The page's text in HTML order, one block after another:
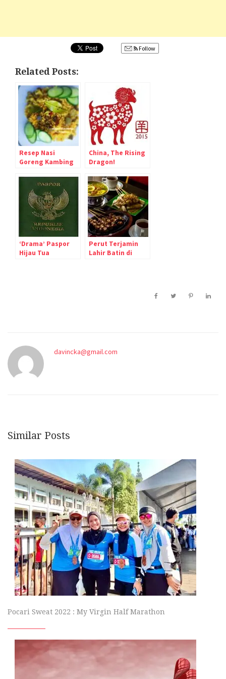
Follow
Related Posts:
Resep Nasi
Goreng Kambing
China, The Rising
Dragon!
‘Drama’ Paspor
Hijau Tua
Perut Terjamin
Lahir Batin di
davincka@gmail.com
Similar Posts
Pocari Sweat 2022 : My Virgin Half Marathon